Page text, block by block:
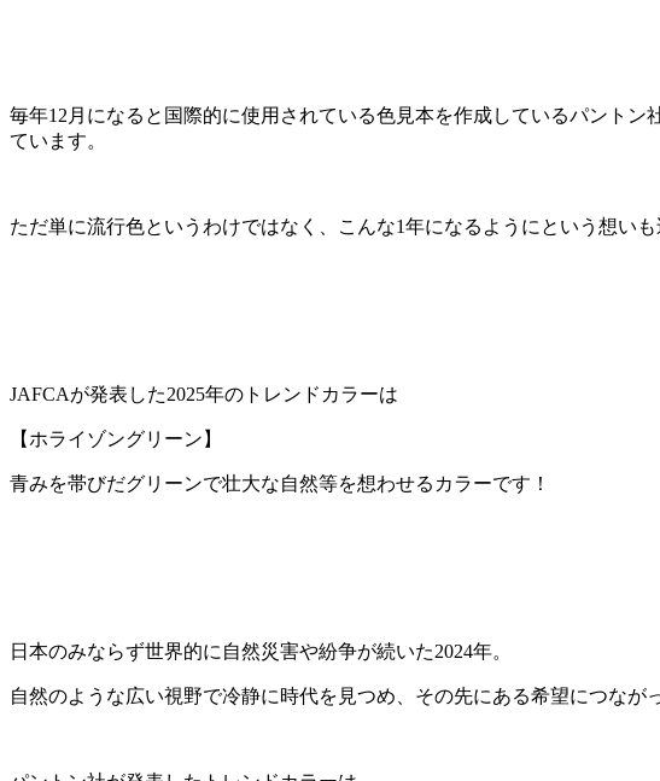
毎年12月になると国際的に使用されている色見本を作成しているパント
ています。
ただ単に流行色というわけではなく、こんな1年になるようにという想いも
JAFCAが発表した2025年のトレンドカラーは
【ホライゾングリーン】
青みを帯びだグリーンで壮大な自然等を想わせるカラーです！
日本のみならず世界的に自然災害や紛争が続いた2024年。
自然のような広い視野で冷静に時代を見つめ、その先にある希望につなが